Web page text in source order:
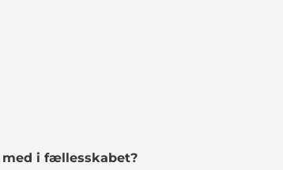
med i fællesskabet?